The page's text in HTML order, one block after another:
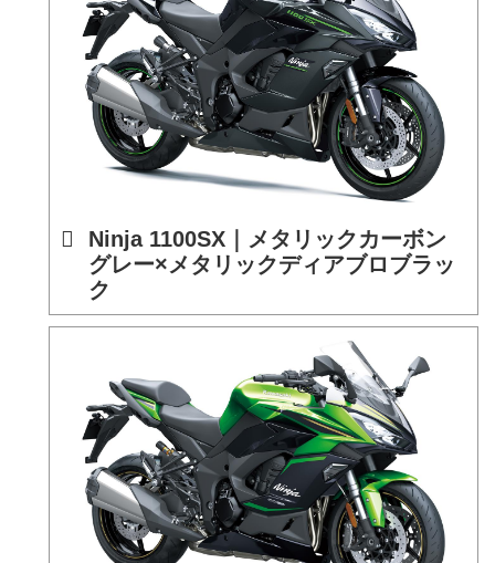
Ninja 1100SX｜メタリックカーボン
グレー×メタリックディアブロブラッ
ク